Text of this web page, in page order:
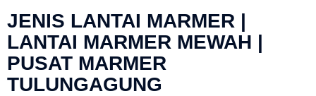
JENIS LANTAI MARMER |
LANTAI MARMER MEWAH |
PUSAT MARMER
TULUNGAGUNG